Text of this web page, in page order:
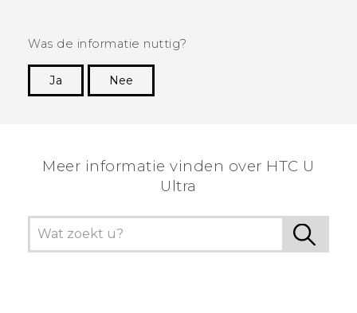
Was de informatie nuttig?
Ja
Nee
Meer informatie vinden over HTC U
Ultra